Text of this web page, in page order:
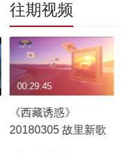
往期视频
《西藏诱惑》
20180305 故里新歌
00:29:45